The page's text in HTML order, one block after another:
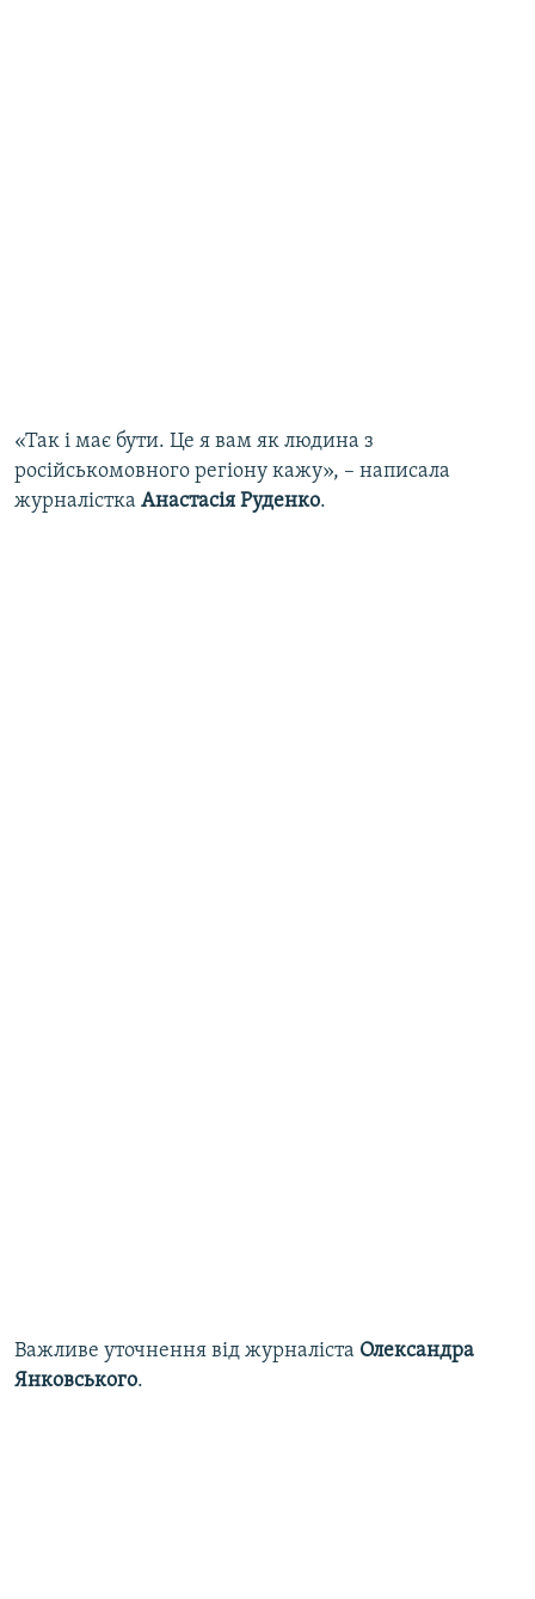
«Так і має бути. Це я вам як людина з
російськомовного регіону кажу», – написала
журналістка Анастасія Руденко.
Важливе уточнення від журналіста Олександра
Янковського.